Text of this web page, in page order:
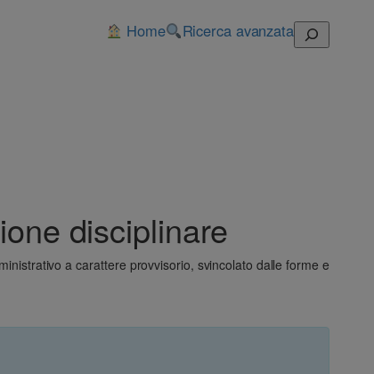
Home Ricerca avanzata Cerca
disciplinare
a carattere provvisorio, svincolato dalle forme e